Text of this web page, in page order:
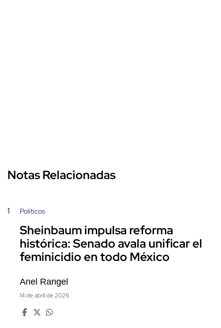
Notas Relacionadas
1 Políticos
Sheinbaum impulsa reforma
histórica: Senado avala unificar el
feminicidio en todo México
Anel Rangel
14 de abril de 2026